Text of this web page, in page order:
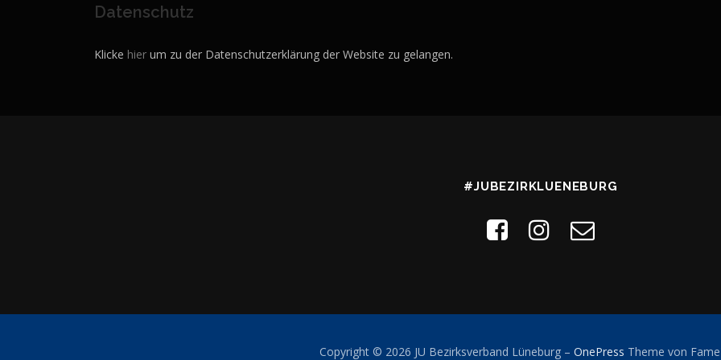
Datenschutz
Klicke hier um zu der Datenschutzerklärung der Website zu gelangen.
#JUBEZIRKLUENEBURG
Copyright © 2026 JU Bezirksverband Lüneburg – OnePress Theme von